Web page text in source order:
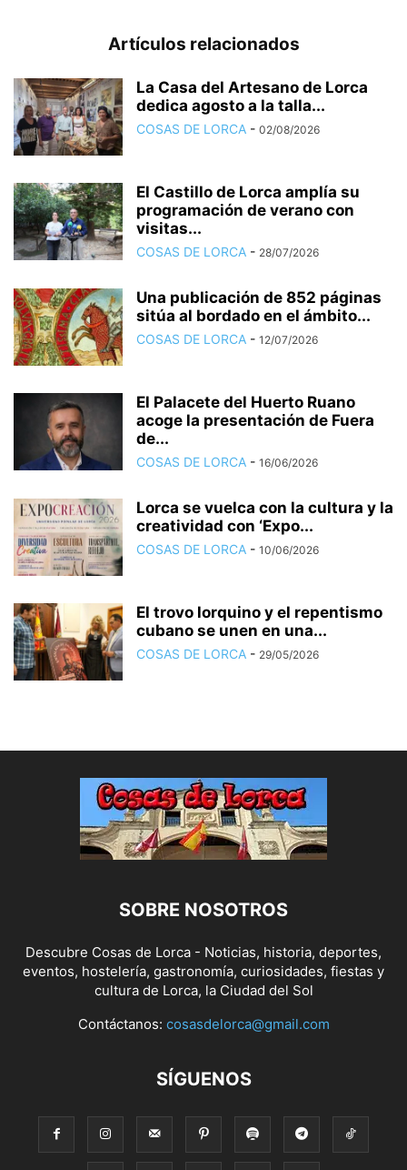
Artículos relacionados
La Casa del Artesano de Lorca
dedica agosto a la talla...
COSAS DE LORCA - 02/08/2026
El Castillo de Lorca amplía su
programación de verano con
visitas...
COSAS DE LORCA - 28/07/2026
Una publicación de 852 páginas
sitúa al bordado en el ámbito...
COSAS DE LORCA - 12/07/2026
El Palacete del Huerto Ruano
acoge la presentación de Fuera
de...
COSAS DE LORCA - 16/06/2026
Lorca se vuelca con la cultura y la
creatividad con ‘Expo...
COSAS DE LORCA - 10/06/2026
El trovo lorquino y el repentismo
cubano se unen en una...
COSAS DE LORCA - 29/05/2026
SOBRE NOSOTROS
Descubre Cosas de Lorca - Noticias, historia, deportes,
eventos, hostelería, gastronomía, curiosidades, fiestas y
cultura de Lorca, la Ciudad del Sol
Contáctanos: cosasdelorca@gmail.com
SÍGUENOS